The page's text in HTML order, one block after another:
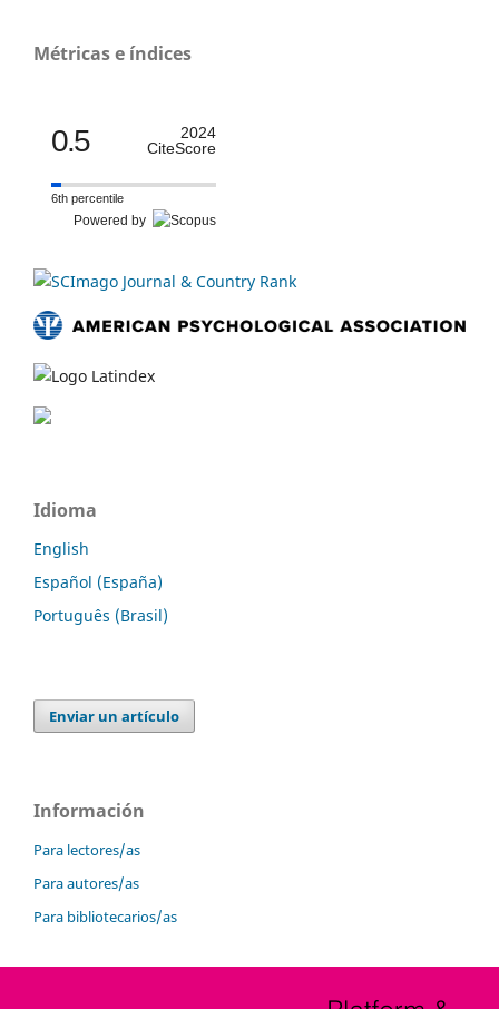
Métricas e índices
0.5
2024
CiteScore
6th percentile
Powered by
Idioma
English
Español (España)
Português (Brasil)
Enviar un artículo
Información
Para lectores/as
Para autores/as
Para bibliotecarios/as